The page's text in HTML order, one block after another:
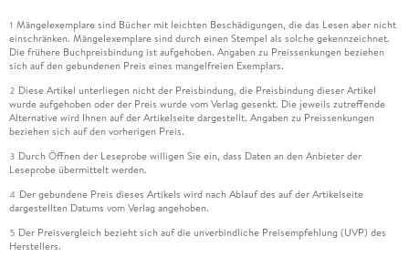
1 Mängelexemplare sind Bücher mit leichten Beschädigungen, die das Lesen aber nicht
einschränken. Mängelexemplare sind durch einen Stempel als solche gekennzeichnet.
Die frühere Buchpreisbindung ist aufgehoben. Angaben zu Preissenkungen beziehen
sich auf den gebundenen Preis eines mangelfreien Exemplars.
2 Diese Artikel unterliegen nicht der Preisbindung, die Preisbindung dieser Artikel
wurde aufgehoben oder der Preis wurde vom Verlag gesenkt. Die jeweils zutreffende
Alternative wird Ihnen auf der Artikelseite dargestellt. Angaben zu Preissenkungen
beziehen sich auf den vorherigen Preis.
3 Durch Öffnen der Leseprobe willigen Sie ein, dass Daten an den Anbieter der
Leseprobe übermittelt werden.
4 Der gebundene Preis dieses Artikels wird nach Ablauf des auf der Artikelseite
dargestellten Datums vom Verlag angehoben.
5 Der Preisvergleich bezieht sich auf die unverbindliche Preisempfehlung (UVP) des
Herstellers.